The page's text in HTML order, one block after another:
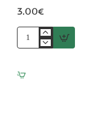
3.00€
Lapislazzuli
esagonale
mm
liscia